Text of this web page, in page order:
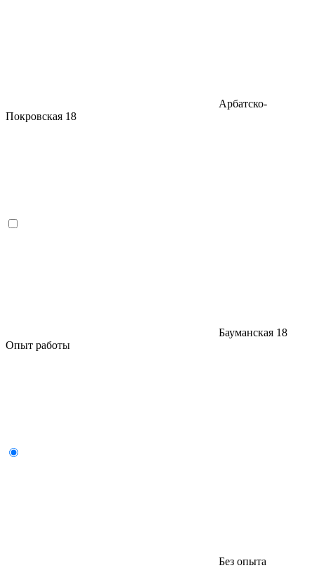
Арбатско-
Покровская 18
Бауманская 18
Опыт работы
Без опыта